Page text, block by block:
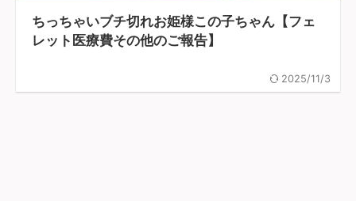
ちっちゃいブチ切れお姫様この子ちゃん【フェ
レット医療費その他のご報告】
2025/11/3